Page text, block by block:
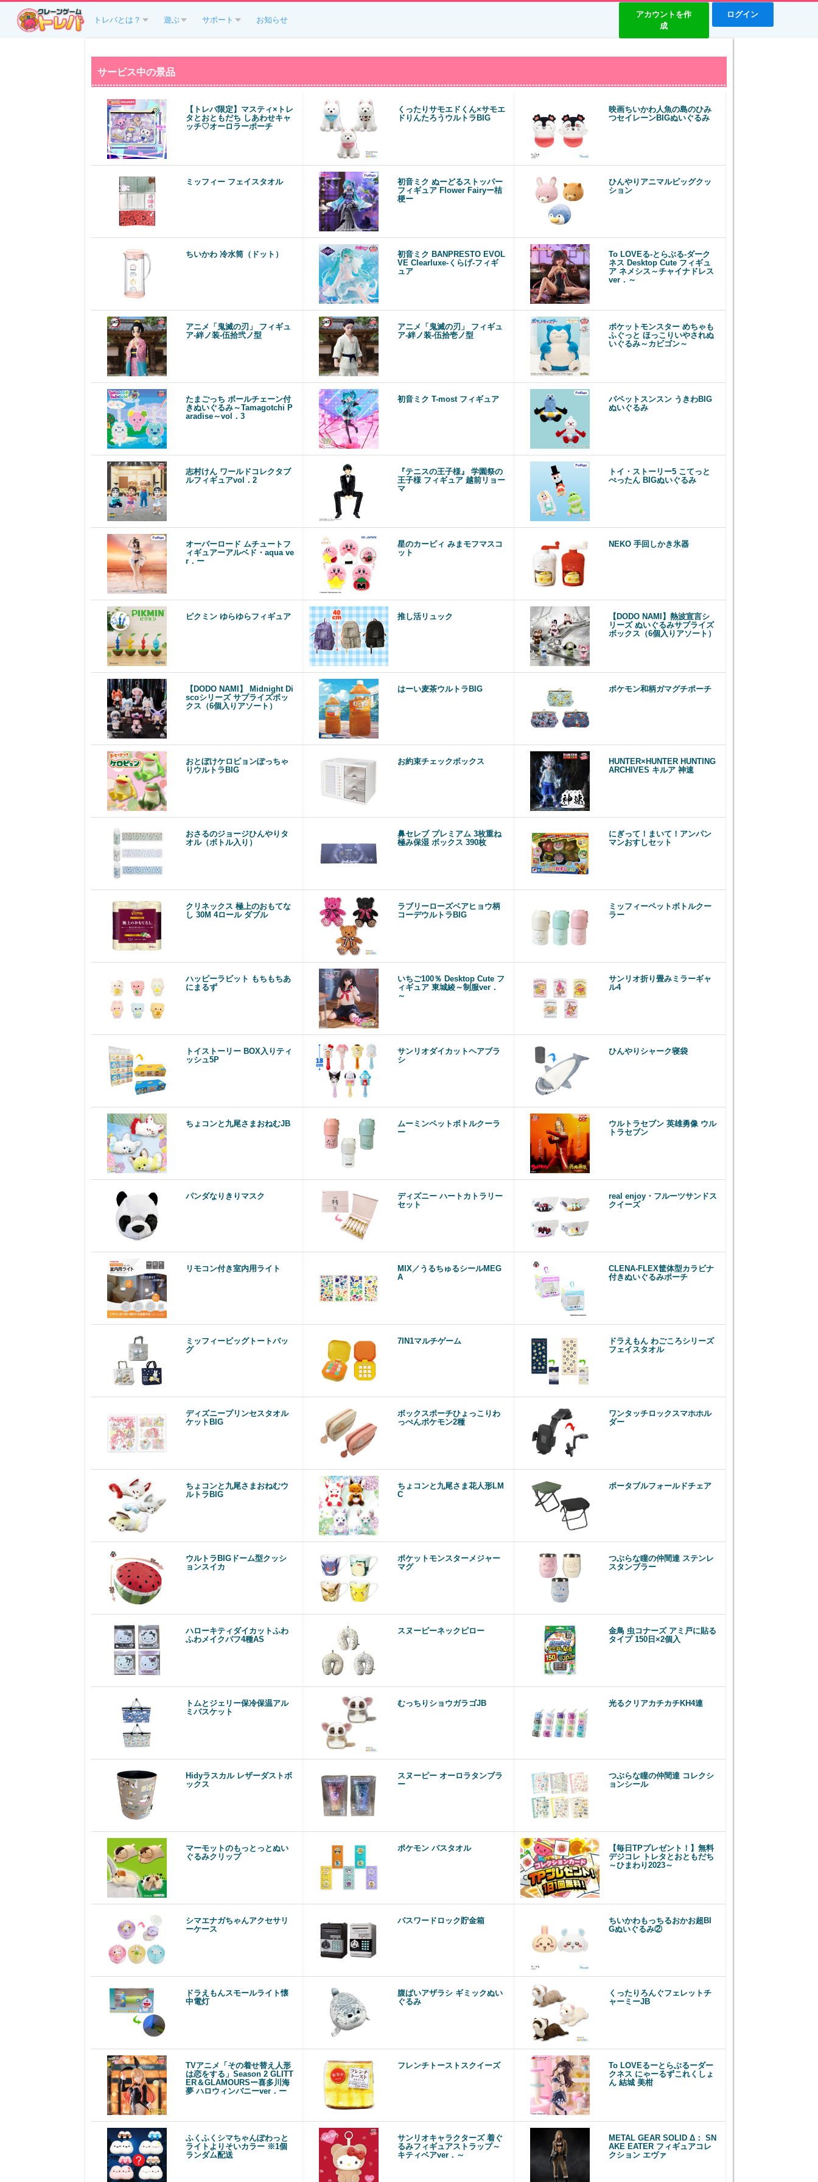
トレバとは？ 遊ぶ サポート お知らせ
アカウントを作
成
ログイン
サービス中の景品
【トレバ限定】マスティ×トレ
タとおともだち しあわせキャ
ッチ♡オーロラーポーチ
くったりサモエドくん×サモエ
ドりんたろうウルトラBIG
映画ちいかわ人魚の島のひみ
つセイレーンBIGぬいぐるみ
ミッフィー フェイスタオル
初音ミク ぬーどるストッパー
フィギュア Flower Fairyー桔
梗ー
ひんやりアニマルビッグクッ
ション
ちいかわ 冷水筒（ドット）
初音ミク BANPRESTO EVOL
VE Clearluxe-くらげ-フィギ
ュア
To LOVEる-とらぶる-ダーク
ネス Desktop Cute フィギュ
ア ネメシス～チャイナドレス
ver．～
アニメ「鬼滅の刃」 フィギュ
ア-絆ノ装-伍拾弐ノ型
アニメ「鬼滅の刃」 フィギュ
ア-絆ノ装-伍拾壱ノ型
ポケットモンスター めちゃも
ふぐっと ほっこりいやされぬ
いぐるみ～カビゴン～
たまごっち ボールチェーン付
きぬいぐるみ～Tamagotchi P
aradise～vol．3
初音ミク T-most フィギュア
パペットスンスン うきわBIG
ぬいぐるみ
志村けん ワールドコレクタブ
ルフィギュアvol．2
『テニスの王子様』 学園祭の
王子様 フィギュア 越前リョー
マ
トイ・ストーリー5 こてっと
ぺったん BIGぬいぐるみ
オーバーロード ムチュートフ
ィギュアーアルベド・aqua ve
r．ー
星のカービィ みまモフマスコ
ット
NEKO 手回しかき氷器
ピクミン ゆらゆらフィギュア 推し活リュック
【DODO NAMI】熱波宣言シ
リーズ ぬいぐるみサプライズ
ボックス（6個入りアソート）
【DODO NAMI】 Midnight Di
scoシリーズ サプライズボッ
クス（6個入りアソート）
はーい麦茶ウルトラBIG ポケモン和柄ガマグチポーチ
おとぼけケロピョンぽっちゃ
りウルトラBIG
お約束チェックボックス
HUNTER×HUNTER HUNTING
ARCHIVES キルア 神速
おさるのジョージひんやりタ
オル（ボトル入り）
鼻セレブ プレミアム 3枚重ね
極み保湿 ボックス 390枚
にぎって！まいて！アンパン
マンおすしセット
クリネックス 極上のおもてな
し 30M 4ロール ダブル
ラブリーローズベアヒョウ柄
コーデウルトラBIG
ミッフィーペットボトルクー
ラー
ハッピーラビット もちもちあ
にまるず
いちご100％ Desktop Cute フ
ィギュア 東城綾～制服ver．
～
サンリオ折り畳みミラーギャ
ル4
トイストーリー BOX入りティ
ッシュ5P
サンリオダイカットヘアブラ
シ
ひんやりシャーク寝袋
ちょコンと九尾さまおねむJB
ムーミンペットボトルクーラ
ー
ウルトラセブン 英雄勇像 ウル
トラセブン
パンダなりきりマスク
ディズニー ハートカトラリー
セット
real enjoy・フルーツサンドス
クイーズ
リモコン付き室内用ライト
MIX／うるちゅるシールMEG
A
CLENA-FLEX筐体型カラビナ
付きぬいぐるみポーチ
ミッフィービッグトートバッ
グ
7IN1マルチゲーム
ドラえもん わごころシリーズ
フェイスタオル
ディズニープリンセスタオル
ケットBIG
ボックスポーチひょっこりわ
っぺんポケモン2種
ワンタッチロックスマホホル
ダー
ちょコンと九尾さまおねむウ
ルトラBIG
ちょコンと九尾さま花人形LM
C
ポータブルフォールドチェア
ウルトラBIGドーム型クッシ
ョンスイカ
ポケットモンスターメジャー
マグ
つぶらな瞳の仲間達 ステンレ
スタンブラー
ハローキティダイカットふわ
ふわメイクパフ4種AS
スヌーピーネックピロー
金鳥 虫コナーズ アミ戸に貼る
タイプ 150日×2個入
トムとジェリー保冷保温アル
ミバスケット
むっちりショウガラゴJB 光るクリアカチカチKH4連
Hidyラスカル レザーダストボ
ックス
スヌーピー オーロラタンブラ
ー
つぶらな瞳の仲間達 コレクシ
ョンシール
マーモットのもっとっとぬい
ぐるみクリップ
ポケモン バスタオル
【毎日TPプレゼント！】無料
デジコレ トレタとおともだち
～ひまわり2023～
シマエナガちゃんアクセサリ
ーケース
パスワードロック貯金箱
ちいかわもっちるおかお超BI
Gぬいぐるみ②
ドラえもんスモールライト懐
中電灯
腹ばいアザラシ ギミックぬい
ぐるみ
くったりろんぐフェレットチ
ャーミーJB
TVアニメ「その着せ替え人形
は恋をする」Season 2 GLITT
ER＆GLAMOURSー喜多川海
夢 ハロウィンバニーver．ー
フレンチトーストスクイーズ
To LOVEるーとらぶるーダー
クネス にゃーるずこれくしょ
ん 結城 美柑
ふくふくシマちゃんぽわっと
ライトよりそいカラー ※1個
ランダム配送
サンリオキャラクターズ 着ぐ
るみフィギュアストラップ～
キティベアver．～
METAL GEAR SOLID Δ： SN
AKE EATER フィギュアコレ
クション エヴァ